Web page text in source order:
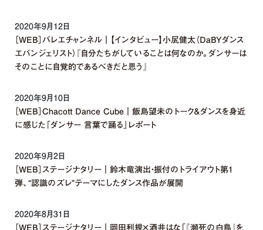
2020年9月12日
［WEB］バレエチャンネル｜【インタビュー】小㞍健太（DaBYダンス
エバンジェリスト）『自分たちがしていることは何なのか。ダンサーは
そのことに自覚的であるべきだと思う』
2020年9月10日
［WEB］Chacott Dance Cube｜飯島望未のトーク＆ダンスを身近
に感じた「ダンサー 言葉で踊る」レポート
2020年9月2日
［WEB］ステージナタリー｜鈴木竜演出・振付のトライアウト第1
弾、“認識のズレ”テーマにしたダンス作品が展開
2020年8月31日
［WEB］ステージナタリー｜岡田利規×酒井はな「『瀕死の白鳥』を